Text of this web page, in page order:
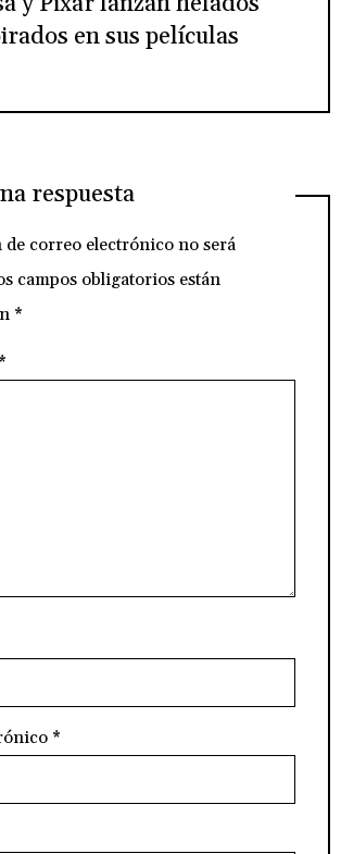
en sus películas
respuesta
correo electrónico no será
campos obligatorios están
*
*
*